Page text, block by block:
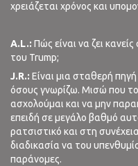
χρειάζεται χρόνος και
A.L.: Πώς είναι να ζει
του Trump;
J.R.: Είναι μια σταθερή
όσους γνωρίζω. Μισώ που
ασχολούμαι και να μην
επειδή σε μεγάλο βαθμό
ρατσιστικό και στη
διαδικασία να του
παράνομες.